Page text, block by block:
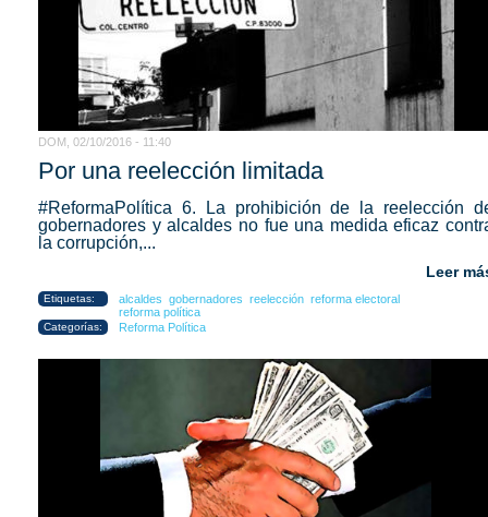
DOM, 02/10/2016 - 11:40
Por una reelección limitada
#ReformaPolítica 6. La prohibición de la reelección
gobernadores y alcaldes no fue una medida eficaz
la corrupción,...
Leer
Etiquetas: alcaldes gobernadores reelección reforma electoral
reforma política
Categorías: Reforma Política